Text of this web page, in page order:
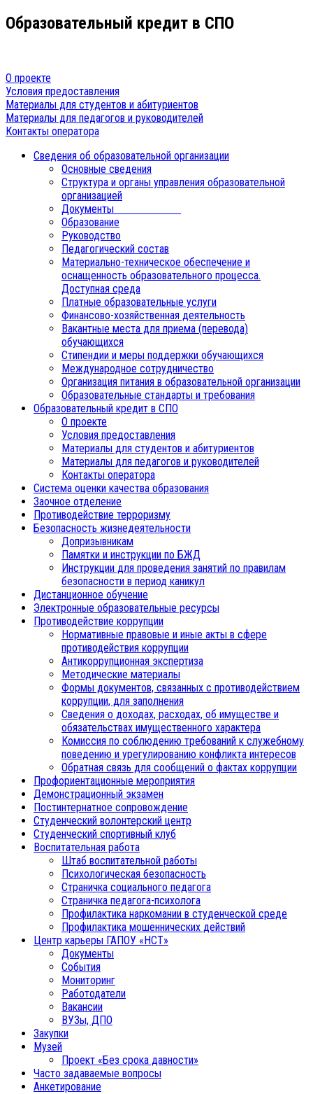
Образовательный кредит в СПО
О проекте
Условия предоставления
Материалы для студентов и абитуриентов
Материалы для педагогов и руководителей
Контакты оператора
Сведения об образовательной организации
Основные сведения
Структура и органы управления образовательной
организацией
Документы
Образование
Руководство
Педагогический состав
Материально-техническое обеспечение и
оснащенность образовательного процесса.
Доступная среда
Платные образовательные услуги
Финансово-хозяйственная деятельность
Вакантные места для приема (перевода)
обучающихся
Стипендии и меры поддержки обучающихся
Международное сотрудничество
Организация питания в образовательной организации
Образовательные стандарты и требования
Образовательный кредит в СПО
О проекте
Условия предоставления
Материалы для студентов и абитуриентов
Материалы для педагогов и руководителей
Контакты оператора
Система оценки качества образования
Заочное отделение
Противодействие терроризму
Безопасность жизнедеятельности
Допризывникам
Памятки и инструкции по БЖД
Инструкции для проведения занятий по правилам
безопасности в период каникул
Дистанционное обучение
Электронные образовательные ресурсы
Противодействие коррупции
Нормативные правовые и иные акты в сфере
противодействия коррупции
Антикоррупционная экспертиза
Методические материалы
Формы документов, связанных с противодействием
коррупции, для заполнения
Сведения о доходах, расходах, об имуществе и
обязательствах имущественного характера
Комиссия по соблюдению требований к служебному
поведению и урегулированию конфликта интересов
Обратная связь для сообщений о фактах коррупции
Профориентационные мероприятия
Демонстрационный экзамен
Постинтернатное сопровождение
Студенческий волонтерский центр
Студенческий спортивный клуб
Воспитательная работа
Штаб воспитательной работы
Психологическая безопасность
Страничка социального педагога
Страничка педагога-психолога
Профилактика наркомании в студенческой среде
Профилактика мошеннических действий
Центр карьеры ГАПОУ «НСТ»
Документы
События
Мониторинг
Работодатели
Вакансии
ВУЗы, ДПО
Закупки
Музей
Проект «Без срока давности»
Часто задаваемые вопросы
Анкетирование